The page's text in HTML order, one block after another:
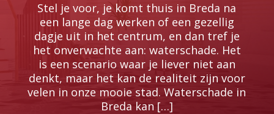
Stel je voor, je komt thuis in Breda na
een lange dag werken of een gezellig
dagje uit in het centrum, en dan tref je
het onverwachte aan: waterschade.​ Het
is een scenario waar je liever niet aan
denkt, maar het kan de realiteit zijn voor
velen in onze mooie stad.​ Waterschade in
Breda kan […]